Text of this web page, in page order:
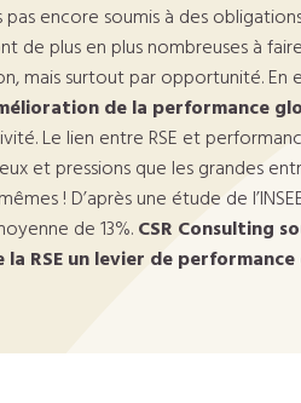
encore soumis à des
de plus en plus nombreuses à
mais surtout par opportunité. En
de la performance
Le lien entre RSE et
et pressions que les grandes
! D’après une étude de
de 13%.CSR Consulting
la RSE un levier de